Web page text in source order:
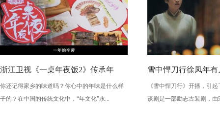
浙江卫视《一桌年夜饭2》传承年
你还记得家乡的味道吗？你心中的年味是什么样
子的？在中国的传统文化中，“年文化”永...
雪中悍刀行徐凤年
《雪中悍刀行》开播，引
该剧是一部励志古装剧，由